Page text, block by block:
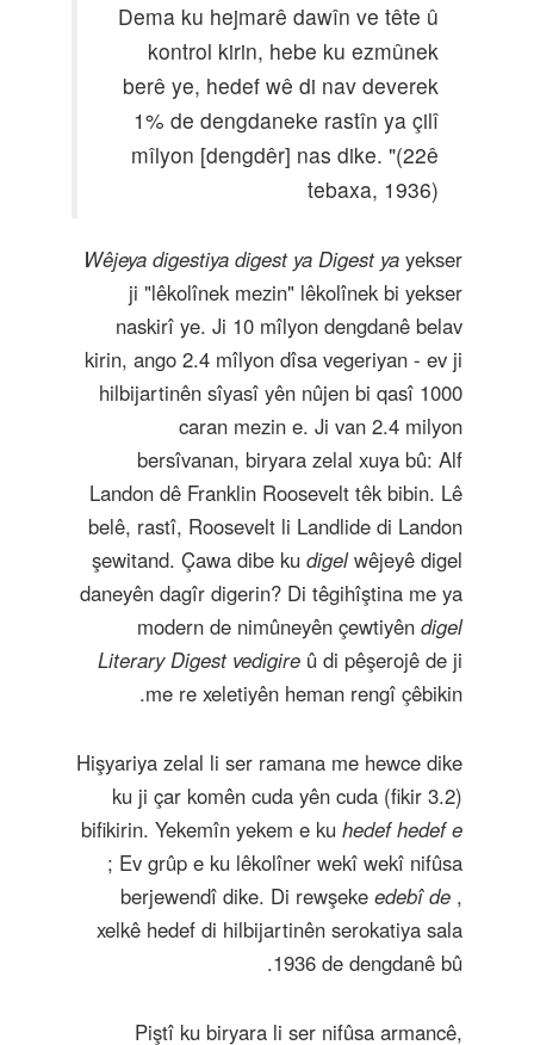
Dema ku hejmarê dawîn ve tête û
kontrol kirin, hebe ku ezmûnek
berê ye, hedef wê di nav deverek
1% de dengdaneke rastîn ya çilî
mîlyon [dengdêr] nas dike. "(22ê
tebaxa, 1936)
Wêjeya digestiya digest ya Digest ya yekser
ji "lêkolînek mezin" lêkolînek bi yekser
naskirî ye. Ji 10 mîlyon dengdanê belav
kirin, ango 2.4 mîlyon dîsa vegeriyan - ev ji
hilbijartinên sîyasî yên nûjen bi qasî 1000
caran mezin e. Ji van 2.4 milyon
bersîvanan, biryara zelal xuya bû: Alf
Landon dê Franklin Roosevelt têk bibin. Lê
belê, rastî, Roosevelt li Landlide di Landon
şewitand. Çawa dibe ku digelwêjeyê digel
daneyên dagîr digerin? Di têgihîştina me ya
modern de nimûneyên çewtiyên digel
Literary Digest vedigire û di pêşerojê de ji
me re xeletiyên heman rengî çêbikin.
Hişyariya zelal li ser ramana me hewce dike
ku ji çar komên cuda yên cuda (fikir 3.2)
bifikirin. Yekemîn yekem e ku hedef hedef e
; Ev grûp e ku lêkolîner wekî wekî nifûsa
berjewendî dike. Di rewşeke edebî de ,
xelkê hedef di hilbijartinên serokatiya sala
1936 de dengdanê bû.
Piştî ku biryara li ser nifûsa armancê,